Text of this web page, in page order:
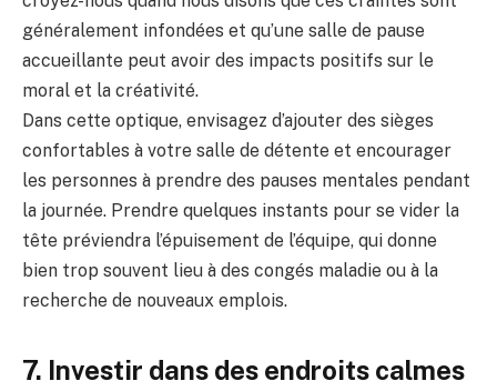
généralement infondées et qu’une salle de pause
accueillante peut avoir des impacts positifs sur le
moral et la créativité.
Dans cette optique, envisagez d’ajouter des sièges
confortables à votre salle de détente et encourager
les personnes à prendre des pauses mentales pendant
la journée. Prendre quelques instants pour se vider la
tête préviendra l’épuisement de l’équipe, qui donne
bien trop souvent lieu à des congés maladie ou à la
recherche de nouveaux emplois.
7. Investir dans des endroits calmes